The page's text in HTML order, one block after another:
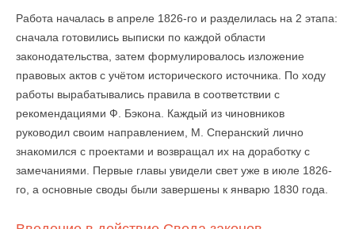
Работа началась в апреле 1826-го и разделилась на 2 этапа:
сначала готовились выписки по каждой области
законодательства, затем формулировалось изложение
правовых актов с учётом исторического источника. По ходу
работы вырабатывались правила в соответствии с
рекомендациями Ф. Бэкона. Каждый из чиновников
руководил своим направлением, М. Сперанский лично
знакомился с проектами и возвращал их на доработку с
замечаниями. Первые главы увидели свет уже в июле 1826-
го, а основные своды были завершены к январю 1830 года.